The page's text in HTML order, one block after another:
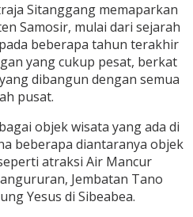
Sitanggang memaparkan
Samosir, mulai dari sejarah
beberapa tahun terakhir
yang cukup pesat, berkat
dibangun dengan semua
pusat.
objek wisata yang ada di
beberapa diantaranya objek
atraksi Air Mancur
Jembatan Tano
Yesus di Sibeabea.